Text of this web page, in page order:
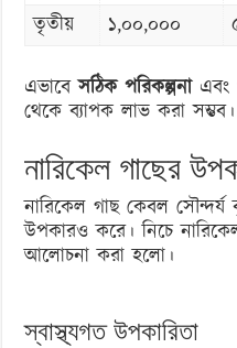
তৃতীয়
১,০০,০০০
এভাবেসঠিক পরিকল্পনাএবং
থেকে ব্যাপক লাভ করা সম্ভব।
নারিকেল গাছের
নারিকেল গাছ কেবল সৌন্দর্য
উপকারও করে। নিচে
আলোচনা করা হলো।
স্বাস্থ্যগত উপকারিতা